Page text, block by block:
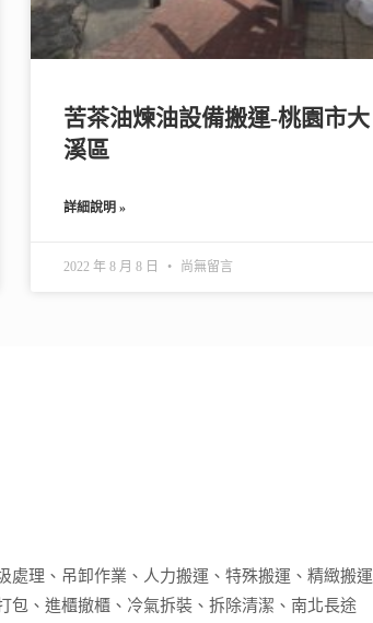
苦茶油煉油設備搬運-桃園市大
溪區
詳細說明 »
2022 年 8 月 8 日 尚無留言
處理、吊卸作業、人力搬運、特殊搬運、精緻搬
包、進櫃撤櫃、冷氣拆裝、拆除清潔、南北長途